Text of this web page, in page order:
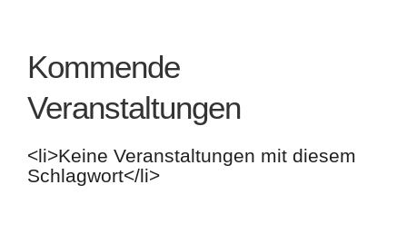
Kommende
Veranstaltungen
<li>Keine Veranstaltungen mit diesem
Schlagwort</li>